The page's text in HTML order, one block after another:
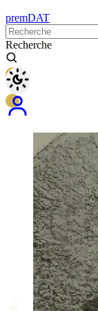
𓄿
𓇯
𓀀
premDAT
Recherche